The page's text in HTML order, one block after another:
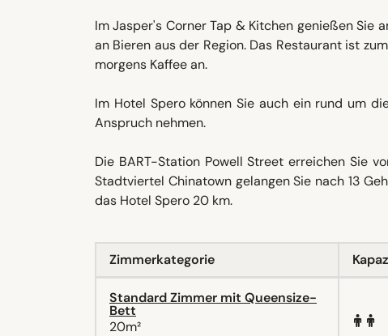
Im Jasper's Corner Tap & Kitchen genießen Sie
an Bieren aus der Region. Das Restaurant ist
morgens Kaffee an.
Im Hotel Spero können Sie auch ein rund um
Anspruch nehmen.
Die BART-Station Powell Street erreichen Sie
Stadtviertel Chinatown gelangen Sie nach 13
das Hotel Spero 20 km.
Zimmerkategorie
Standard Zimmer mit Queensize-
Bett
20m²